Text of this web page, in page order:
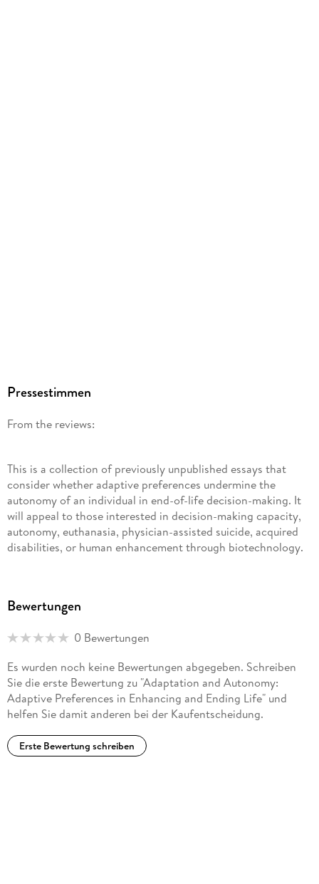
Pressestimmen
From the reviews:
This is a collection of previously unpublished essays that
consider whether adaptive preferences undermine the
autonomy of an individual in end-of-life decision-making. It
will appeal to those interested in decision-making capacity,
autonomy, euthanasia, physician-assisted suicide, acquired
disabilities, or human enhancement through biotechnology.
Bewertungen
0 Bewertungen
Es wurden noch keine Bewertungen abgegeben. Schreiben
Sie die erste Bewertung zu "Adaptation and Autonomy:
Adaptive Preferences in Enhancing and Ending Life" und
helfen Sie damit anderen bei der Kaufentscheidung.
Erste Bewertung schreiben